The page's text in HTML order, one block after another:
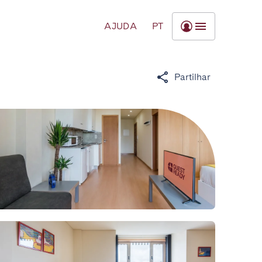
AJUDA PT
Partilhar